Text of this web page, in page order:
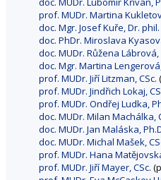
prof. MUDr. Martina
doc. Mgr. Josef Kuře, Dr. phil.
doc. PhDr. Miroslava
doc. MUDr. Růžena Lábrová,
doc. Mgr. Martina
prof. MUDr. Jiří Litzman, CSc.
prof. MUDr. Jindřich Lokaj,
prof. MUDr. Ondřej Ludka,
doc. MUDr. Milan Machálka,
doc. MUDr. Jan Maláska,
doc. MUDr. Michal Mašek,
prof. MUDr. Hana
prof. MUDr. Jiří Mayer, CSc.